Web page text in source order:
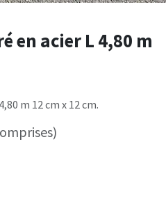
en acier L 4,80 m
m 12 cm x 12 cm.